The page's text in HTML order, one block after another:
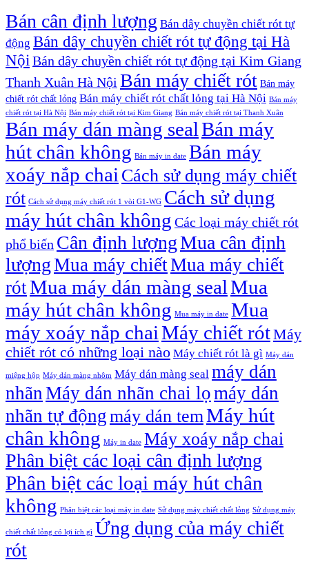
Bán cân định lượng Bán dây chuyền chiết rót tự
động Bán dây chuyền chiết rót tự động tại Hà
Nội Bán dây chuyền chiết rót tự động tại Kim Giang
Thanh Xuân Hà Nội Bán máy chiết rót Bán máy
chiết rót chất lỏng Bán máy chiết rót chất lỏng tại Hà Nội Bán máy
chiết rót tại Hà Nội Bán máy chiết rót tại Kim Giang Bán máy chiết rót tại Thanh Xuân
Bán máy dán màng sealBán máy
hút chân không Bán máy in date Bán máy
xoáy nắp chai Cách sử dụng máy chiết
rót Cách sử dụng máy chiết rót 1 vòi G1-WG Cách sử dụng
máy hút chân không Các loại máy chiết rót
phổ biến Cân định lượngMua cân định
lượngMua máy chiếtMua máy chiết
rótMua máy dán màng sealMua
máy hút chân không Mua máy in date Mua
máy xoáy nắp chaiMáy chiết rótMáy
chiết rót có những loại nào Máy chiết rót là gì Máy dán
miệng hộp Máy dán màng nhôm Máy dán màng seal máy dán
nhãnMáy dán nhãn chai lọmáy dán
nhãn tự độngmáy dán temMáy hút
chân không Máy in date Máy xoáy nắp chai
Phân biệt các loại cân định lượng
Phân biệt các loại máy hút chân
không Phân biệt các loại máy in date Sử dụng máy chiết chất lỏng Sử dụng máy
chiết chất lỏng có lợi ích gì Ứng dụng của máy chiết
rót